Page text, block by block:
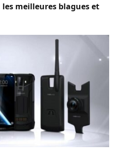
les meilleures blagues et